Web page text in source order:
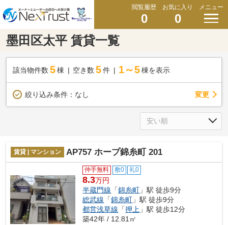
閲覧履歴
0
お気に入り
0
メニュー
墨田区太平 賃貸一覧
該当物件数 5棟 空き数 5 件 1～5 棟を表示
絞り込み条件： なし 変更
賃貸 | マンション AP757 ホープ錦糸町 201
仲手無料 敷0 礼0
8.3万円
半蔵門線 「錦糸町 」駅 徒歩9分
総武線 「錦糸町 」駅 徒歩9分
都営浅草線 「押上 」駅 徒歩12分
築42年 / 12.81㎡